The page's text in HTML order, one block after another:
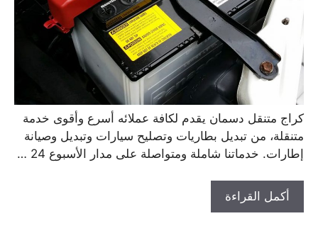
كراج متنقل دسمان يقدم لكافة عملائه أسرع وأقوى خدمة
متنقلة، من تبديل بطاريات وتصليح سيارات وتبديل وصيانة
إطارات. خدماتنا شاملة ومتواصلة على مدار الأسبوع 24 …
أكمل القراءة